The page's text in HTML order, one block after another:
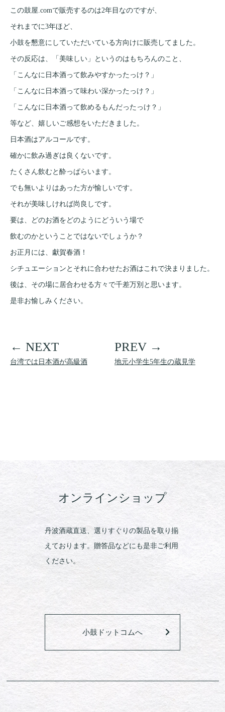
この鼓屋.comで販売するのは2年目なのですが、
それまでに3年ほど、
小鼓を懇意にしていただいている方向けに販売してました。
その反応は、「美味しい」というのはもちろんのこと、
「こんなに日本酒って飲みやすかったっけ？」
「こんなに日本酒って味わい深かったっけ？」
「こんなに日本酒って飲めるもんだったっけ？」
等など、嬉しいご感想をいただきました。
日本酒はアルコールです。
確かに飲み過ぎは良くないです。
たくさん飲むと酔っぱらいます。
でも無いよりはあった方が愉しいです。
それが美味しければ尚良しです。
要は、どのお酒をどのようにどういう場で
飲むのかということではないでしょうか？
お正月には、獻賀春酒！
シチュエーションとそれに合わせたお酒はこれで決まりました。
後は、その場に居合わせる方々で千差万別と思います。
是非お愉しみください。
台湾では日本酒が高級酒 地元小学生5年生の蔵見学
オンラインショップ
丹波酒蔵直送、選りすぐりの製品を取り揃
えております。贈答品などにも是非ご利用
ください。
小鼓ドットコムへ